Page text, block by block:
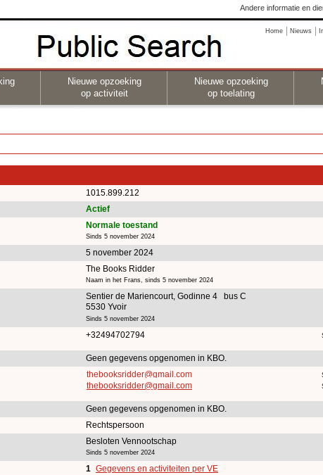
Andere informatie en
Home Nieuws
Nieuwe opzoeking
op activiteit
Nieuwe opzoeking
op toelating
1015.899.212
Actief
Normale toestand
Sinds 5 november 2024
5 november 2024
The Books Ridder
Naam in het Frans, sinds 5 november 2024
Sentier de Mariencourt, Godinne 4 bus C
5530 Yvoir
Sinds 5 november 2024
+32494702794
Geen gegevens opgenomen in KBO.
thebooksridder@gmail.com
thebooksridder@gmail.com
Geen gegevens opgenomen in KBO.
Rechtspersoon
Besloten Vennootschap
Sinds 5 november 2024
1 Gegevens en activiteiten per VE